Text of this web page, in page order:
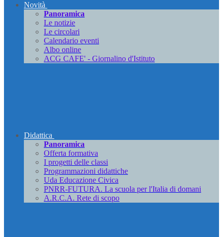
Novità
Panoramica
Le notizie
Le circolari
Calendario eventi
Albo online
ACG CAFE' - Giornalino d'Istituto
Didattica
Panoramica
Offerta formativa
I progetti delle classi
Programmazioni didattiche
Uda Educazione Civica
PNRR-FUTURA. La scuola per l'Italia di domani
A.R.C.A. Rete di scopo